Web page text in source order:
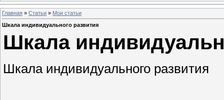
Главная » Статьи » Мои статьи
Шкала индивидуального развития
Шкала
Шкала индивидуального развития